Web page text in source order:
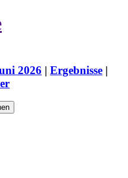
2026 | Ergebnisse |